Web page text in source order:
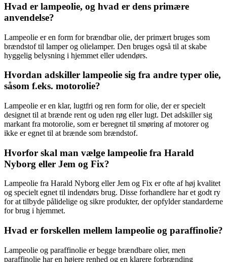
Hvad er lampeolie, og hvad er dens primære
anvendelse?
Lampeolie er en form for brændbar olie, der primært bruges som
brændstof til lamper og olielamper. Den bruges også til at skabe
hyggelig belysning i hjemmet eller udendørs.
Hvordan adskiller lampeolie sig fra andre typer olie,
såsom f.eks. motorolie?
Lampeolie er en klar, lugtfri og ren form for olie, der er specielt
designet til at brænde rent og uden røg eller lugt. Det adskiller sig
markant fra motorolie, som er beregnet til smøring af motorer og
ikke er egnet til at brænde som brændstof.
Hvorfor skal man vælge lampeolie fra Harald
Nyborg eller Jem og Fix?
Lampeolie fra Harald Nyborg eller Jem og Fix er ofte af høj kvalitet
og specielt egnet til indendørs brug. Disse forhandlere har et godt ry
for at tilbyde pålidelige og sikre produkter, der opfylder standarderne
for brug i hjemmet.
Hvad er forskellen mellem lampeolie og paraffinolie?
Lampeolie og paraffinolie er begge brændbare olier, men
paraffinolie har en højere renhed og en klarere forbrænding